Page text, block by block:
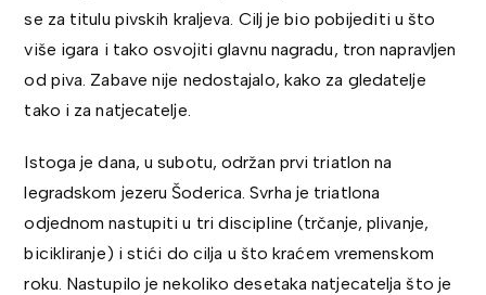
se za titulu pivskih kraljeva. Cilj je bio pobijediti u što
više igara i tako osvojiti glavnu nagradu, tron napravljen
od piva. Zabave nije nedostajalo, kako za gledatelje
tako i za natjecatelje.
Istoga je dana, u subotu, održan prvi triatlon na
legradskom jezeru Šoderica. Svrha je triatlona
odjednom nastupiti u tri discipline (trčanje, plivanje,
bicikliranje) i stići do cilja u što kraćem vremenskom
roku. Nastupilo je nekoliko desetaka natjecatelja što je